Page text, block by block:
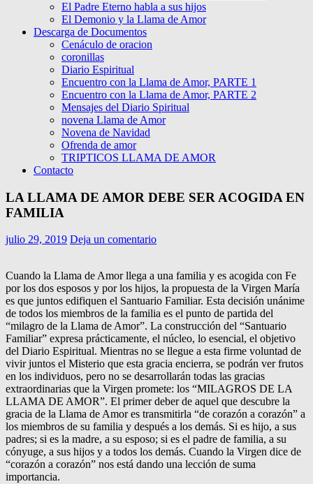
El Padre Eterno habla a sus hijos
El Demonio y la Llama de Amor
Descarga de Documentos
Cenáculo de oracion
coronillas
Diario Espiritual
Encuentro con la Llama de Amor, PARTE 1
Encuentro con la Llama de Amor, PARTE 2
Mensajes del Diario Spiritual
novena Llama de Amor
Novena de Navidad
Ofrenda de amor
TRIPTICOS LLAMA DE AMOR
Contacto
LA LLAMA DE AMOR DEBE SER ACOGIDA EN
FAMILIA
julio 29, 2019 Deja un comentario
Cuando la Llama de Amor llega a una familia y es acogida con Fe
por los dos esposos y por los hijos, la propuesta de la Virgen María
es que juntos edifiquen el Santuario Familiar. Esta decisión unánime
de todos los miembros de la familia es el punto de partida del
“milagro de la Llama de Amor”. La construcción del “Santuario
Familiar” expresa prácticamente, el núcleo, lo esencial, el objetivo
del Diario Espiritual. Mientras no se llegue a esta firme voluntad de
vivir juntos el Misterio que esta gracia encierra, se podrán ver frutos
en los individuos, pero no se desarrollarán todas las gracias
extraordinarias que la Virgen promete: los “MILAGROS DE LA
LLAMA DE AMOR”. El primer deber de aquel que descubre la
gracia de la Llama de Amor es transmitirla “de corazón a corazón” a
los miembros de su familia y después a los demás. Si es hijo, a sus
padres; si es la madre, a su esposo; si es el padre de familia, a su
cónyuge, a sus hijos y a todos los demás. Cuando la Virgen dice de
“corazón a corazón” nos está dando una lección de suma
importancia.